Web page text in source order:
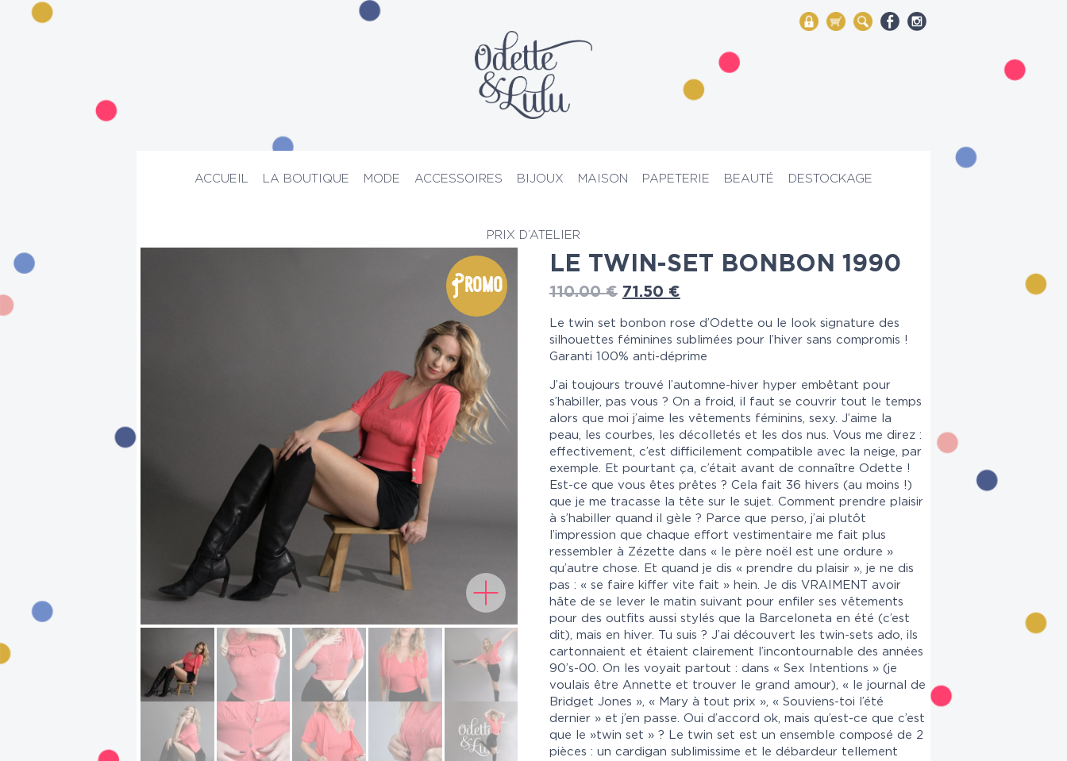
My Account
Mon panier
Rechercher
ACCUEIL LA BOUTIQUE MODE ACCESSOIRES BIJOUX MAISON PAPETERIE BEAUTÉ DESTOCKAGE
PRIX D’ATELIER
Promo
LE TWIN-SET BONBON 1990
110.00€ 71.50 €
Le twin set bonbon rose d’Odette ou le look signature des
silhouettes féminines sublimées pour l’hiver sans compromis !
Garanti 100% anti-déprime
J’ai toujours trouvé l’automne-hiver hyper embêtant pour
s’habiller, pas vous ? On a froid, il faut se couvrir tout le temps
alors que moi j’aime les vêtements féminins, sexy. J’aime la
peau, les courbes, les décolletés et les dos nus. Vous me direz :
effectivement, c’est difficilement compatible avec la neige, par
exemple. Et pourtant ça, c’était avant de connaître Odette !
Est-ce que vous êtes prêtes ? Cela fait 36 hivers (au moins !)
que je me tracasse la tête sur le sujet. Comment prendre plaisir
à s’habiller quand il gèle ? Parce que perso, j’ai plutôt
l’impression que chaque effort vestimentaire me fait plus
ressembler à Zézette dans « le père noël est une ordure »
qu’autre chose. Et quand je dis « prendre du plaisir », je ne dis
pas : « se faire kiffer vite fait » hein. Je dis VRAIMENT avoir
hâte de se lever le matin suivant pour enfiler ses vêtements
pour des outfits aussi stylés que la Barceloneta en été (c’est
dit), mais en hiver. Tu suis ? J’ai découvert les twin-sets ado, ils
cartonnaient et étaient clairement l’incontournable des années
90’s-00. On les voyait partout : dans « Sex Intentions » (je
voulais être Annette et trouver le grand amour), « le journal de
Bridget Jones », « Mary à tout prix », « Souviens-toi l’été
dernier » et j’en passe. Oui d’accord ok, mais qu’est-ce que c’est
que le »twin set » ? Le twin set est un ensemble composé de 2
pièces : un cardigan sublimissime et le débardeur tellement